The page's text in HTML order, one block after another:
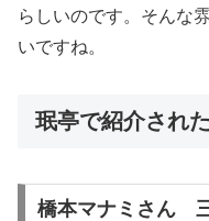
らしいのです。そんな
いですね。
珉亭で紹介され
橋本マナミさん